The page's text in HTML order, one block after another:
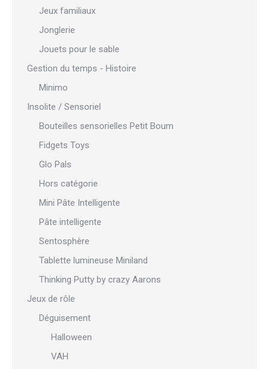
Jeux familiaux
Jonglerie
Jouets pour le sable
Gestion du temps - Histoire
Minimo
Insolite / Sensoriel
Bouteilles sensorielles Petit Boum
Fidgets Toys
Glo Pals
Hors catégorie
Mini Pâte Intelligente
Pâte intelligente
Sentosphère
Tablette lumineuse Miniland
Thinking Putty by crazy Aarons
Jeux de rôle
Déguisement
Halloween
VAH